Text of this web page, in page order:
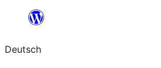
springen
Deutsch